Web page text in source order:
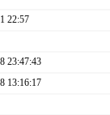
22:57
23:47:43
13:16:17